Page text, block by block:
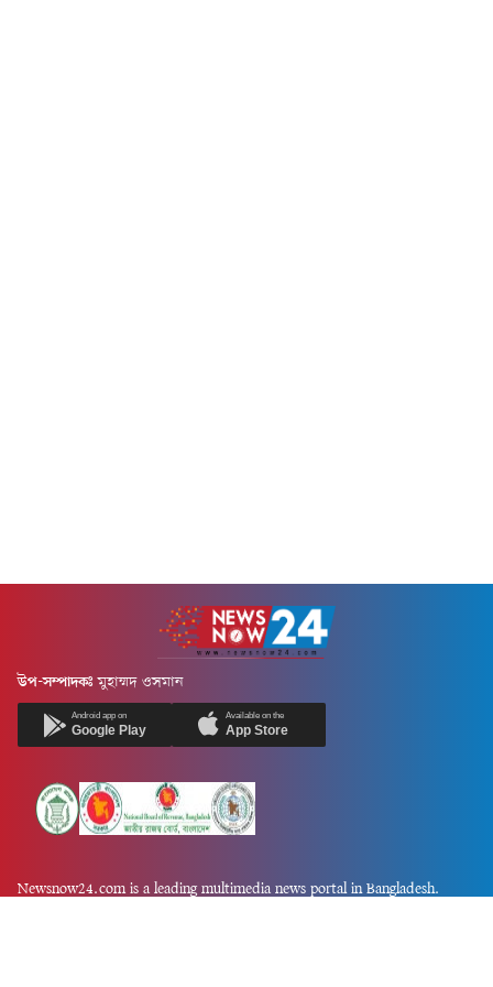
উপ-সম্পাদকঃ মুহাম্মদ ওসমান
Android app on
Google Play
Available on the
App Store
Newsnow24.com is a leading multimedia news portal in Bangladesh.